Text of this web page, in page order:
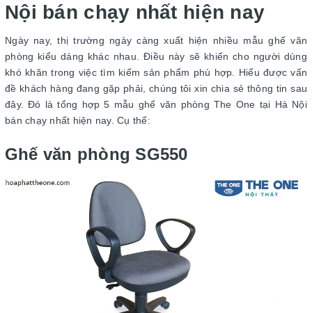
Nội bán chạy nhất hiện nay
Ngày nay, thị trường ngày càng xuất hiện nhiều mẫu ghế văn
phòng kiểu dáng khác nhau. Điều này sẽ khiến cho người dùng
khó khăn trong việc tìm kiếm sản phẩm phù hợp. Hiểu được vấn
đề khách hàng đang gặp phải, chúng tôi xin chia sẻ thông tin sau
đây. Đó là tổng hợp 5 mẫu ghế văn phòng The One tại Hà Nội
bán chạy nhất hiện nay. Cụ thể:
Ghế văn phòng SG550